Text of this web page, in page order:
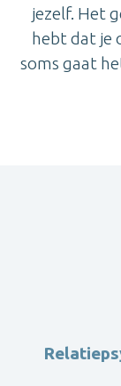
jezelf. Het
hebt dat je
soms gaat